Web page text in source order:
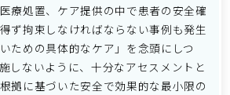
療処置、ケア提供の中で患者の安全確
ず拘束しなければならない事例も発生
ための具体的なケア」を念頭にしつ
しないように、十分なアセスメントと
拠に基づいた安全で効果的な最小限の